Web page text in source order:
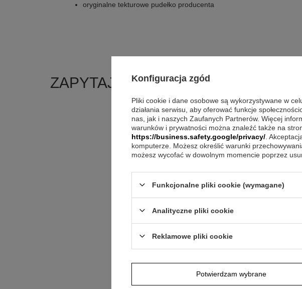
oryginalne tekturowe pudełko producenta
ZAPYTAJ O PRODUKT
Jeżeli powyższy opis jest dla Ciebie
Postaramy się odpowiedzieć tak
polityką prywatności. Przesyłając je,
E-mail
Pytanie
Konfiguracja zgód
Pliki cookie i dane osobowe są wykorzystywane w
działania serwisu, aby oferować funkcje
nas, jak i naszych Zaufanych Partnerów. Więcej
warunków i prywatności można znaleźć także na
https://business.safety.google/privacy/ .
komputerze. Możesz określić warunki
możesz wycofać w dowolnym momencie poprzez
Funkcjonalne pliki cookie (wymagane)
Analityczne pliki cookie
Reklamowe pliki cookie
Potwierdzam wybrane